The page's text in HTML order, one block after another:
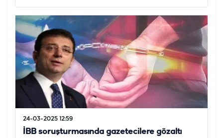
24-03-2025 12:59
İBB soruşturmasında gazetecilere gözaltı